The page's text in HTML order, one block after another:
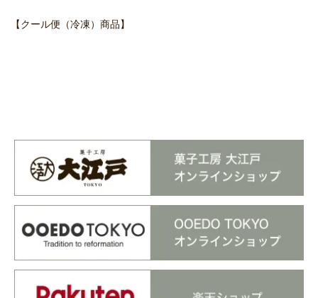
【クール便（冷凍）商品】